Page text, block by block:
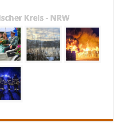
Kreis - NRW